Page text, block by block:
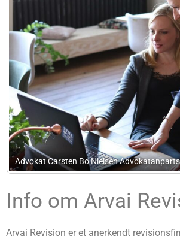
Beck
Info om Arvai
Arvai Revision er et anerkendt